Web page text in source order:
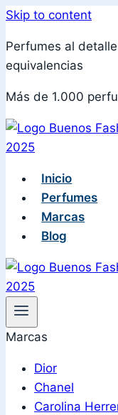
Skip to content
Perfumes al
equivalencias
Más de 1.000
Inicio
Perfumes
Marcas
Blog
Marcas
Dior
Chanel
Carolina